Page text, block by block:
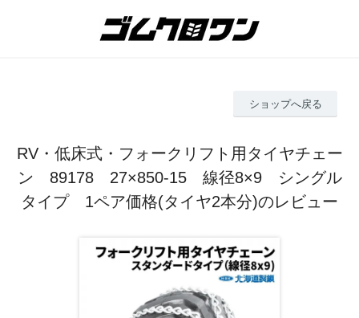
ショップへ戻る
RV・低床式・フォークリフト用タイヤチェー
ン 89178 27×850-15 線径8×9 シングル
タイプ 1ペア価格(タイヤ2本分)のレビュー